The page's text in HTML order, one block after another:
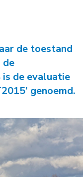
de toestand
de
de evaluatie
genoemd.